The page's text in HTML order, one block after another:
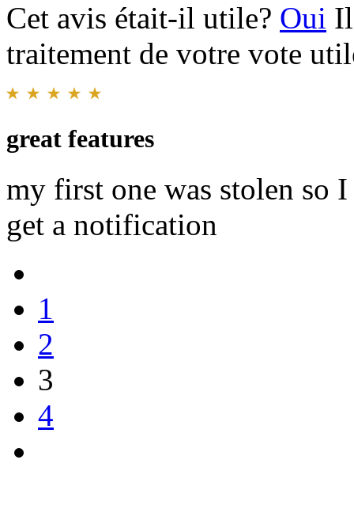
Cet avis était-il utile? Oui
traitement de votre vote
great features
my first one was stolen so
get a notification
1
2
3
4